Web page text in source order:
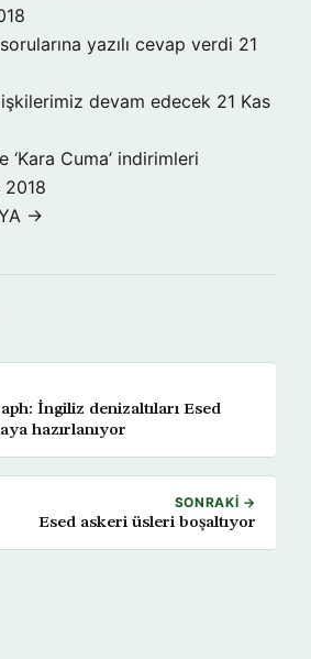
yazılı cevap verdi 21
devam edecek 21 Kas
‘Kara Cuma’ indirimleri
2018
→
İngiliz denizaltıları Esed
hazırlanıyor
SONRAKI →
Esed askeri üsleri boşaltıyor